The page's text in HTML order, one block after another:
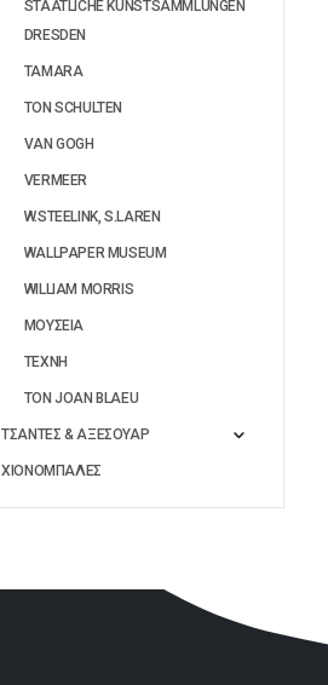
STAATLICHE KUNSTSAMMLUNGEN
DRESDEN
TAMARA
TON SCHULTEN
VAN GOGH
VERMEER
W.STEELINK, S.LAREN
WALLPAPER MUSEUM
WILLIAM MORRIS
ΜΟΥΣΕΙΑ
ΤΕΧΝΗ
ΤΟΝ JOAN BLAEU
ΤΣΑΝΤΕΣ & ΑΞΕΣΟΥΑΡ
ΧΙΟΝΟΜΠΑΛΕΣ